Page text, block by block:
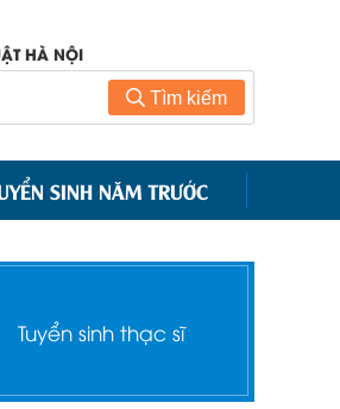
HÀ NỘI
Tìm kiếm
SINH NĂM TRƯỚC
Tuyển sinh thạc sĩ